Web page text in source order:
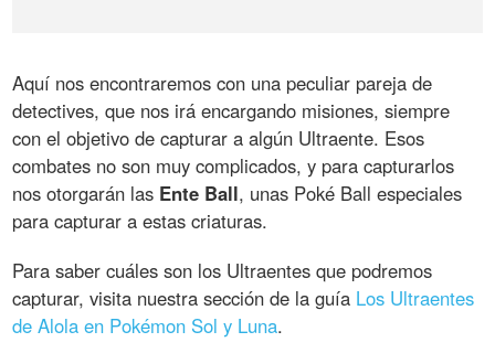
Aquí nos encontraremos con una peculiar pareja de
detectives, que nos irá encargando misiones, siempre
con el objetivo de capturar a algún Ultraente. Esos
combates no son muy complicados, y para capturarlos
nos otorgarán las Ente Ball, unas Poké Ball especiales
para capturar a estas criaturas.
Para saber cuáles son los Ultraentes que podremos
capturar, visita nuestra sección de la guía Los Ultraentes
de Alola en Pokémon Sol y Luna.